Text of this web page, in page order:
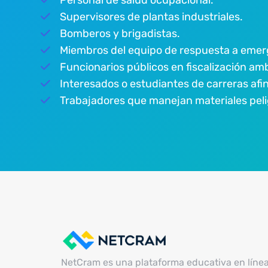
Supervisores de plantas industriales.
Bomberos y brigadistas.
Miembros del equipo de respuesta a
Funcionarios públicos en fiscalización
Interesados o estudiantes de carreras
Trabajadores que manejan materiales
NetCram es una plataforma educativa en